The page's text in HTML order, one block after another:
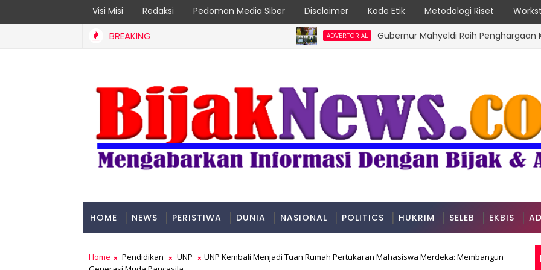
Visi Misi Redaksi Pedoman Media Siber Disclaimer Kode Etik Metodologi Riset
BREAKING ADVERTORIAL Gubernur Mahyeldi Raih Penghargaan Kartika
HOME NEWS PERISTIWA DUNIA NASIONAL POLITICS HUKRIM SELEB EKBIS
Home Pendidikan UNP
UNP Kembali Menjadi Tuan Rumah Pertukaran Mahasiswa Merdeka: Membangun